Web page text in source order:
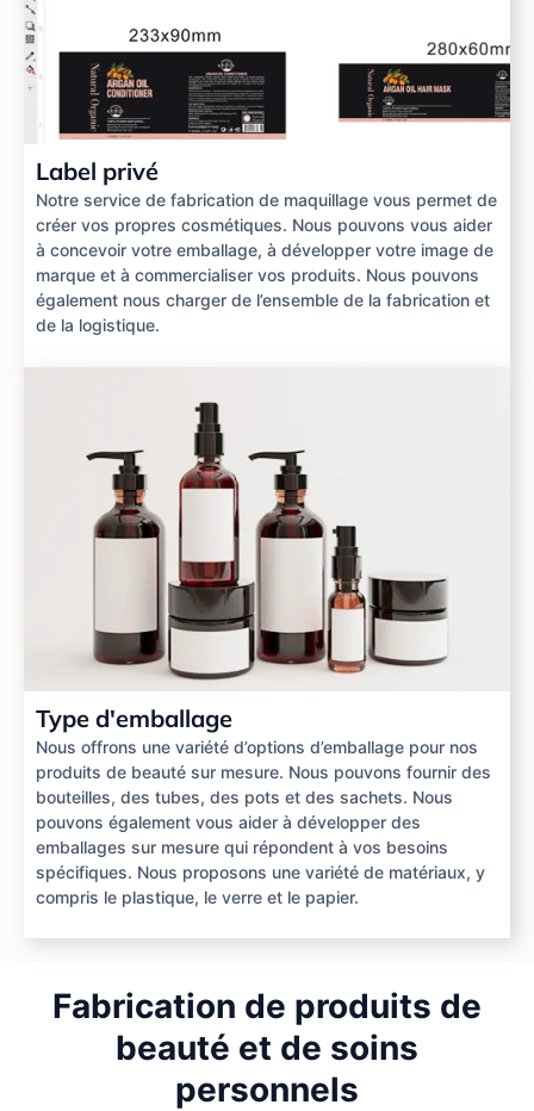
Label privé
Notre service de fabrication de maquillage vous permet de
créer vos propres cosmétiques. Nous pouvons vous aider
à concevoir votre emballage, à développer votre image de
marque et à commercialiser vos produits. Nous pouvons
également nous charger de l’ensemble de la fabrication et
de la logistique.
Type d'emballage
Nous offrons une variété d’options d’emballage pour nos
produits de beauté sur mesure. Nous pouvons fournir des
bouteilles, des tubes, des pots et des sachets. Nous
pouvons également vous aider à développer des
emballages sur mesure qui répondent à vos besoins
spécifiques. Nous proposons une variété de matériaux, y
compris le plastique, le verre et le papier.
Fabrication de produits de
beauté et de soins
personnels